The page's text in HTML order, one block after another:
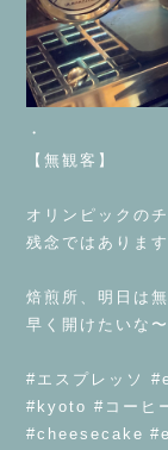
・
【無観客】
オリンピックの
残念ではありま
焙煎所、明日は
早く開けたいな〜
#エスプレッソ
#kyoto #コーヒ
#cheesecake